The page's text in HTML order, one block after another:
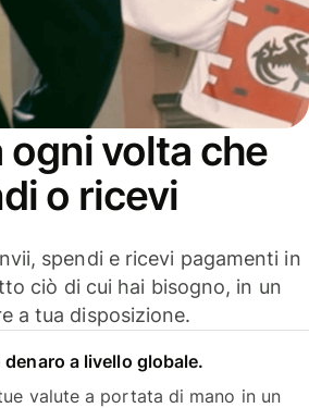
ogni volta che
o ricevi
spendi e ricevi pagamenti in
ciò di cui hai bisogno, in un
a tua disposizione.
a livello globale.
valute a portata di mano in un